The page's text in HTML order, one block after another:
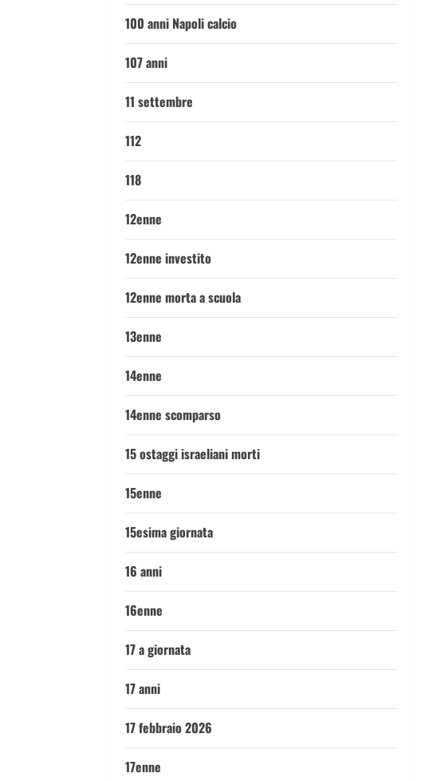
100 anni Napoli calcio
107 anni
11 settembre
112
118
12enne
12enne investito
12enne morta a scuola
13enne
14enne
14enne scomparso
15 ostaggi israeliani morti
15enne
15esima giornata
16 anni
16enne
17 a giornata
17 anni
17 febbraio 2026
17enne